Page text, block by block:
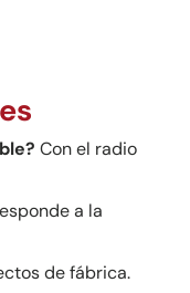
Con el radio
a la
de fábrica.